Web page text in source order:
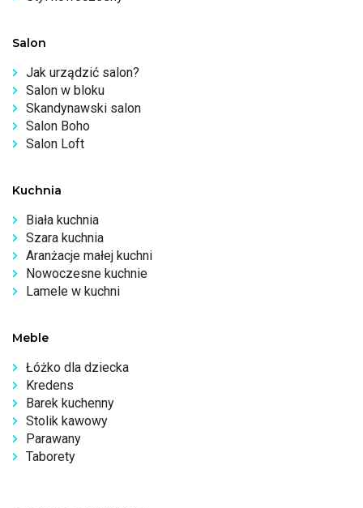
Salon
Jak urządzić salon?
Salon w bloku
Skandynawski salon
Salon Boho
Salon Loft
Kuchnia
Biała kuchnia
Szara kuchnia
Aranżacje małej kuchni
Nowoczesne kuchnie
Lamele w kuchni
Meble
Łóżko dla dziecka
Kredens
Barek kuchenny
Stolik kawowy
Parawany
Taborety